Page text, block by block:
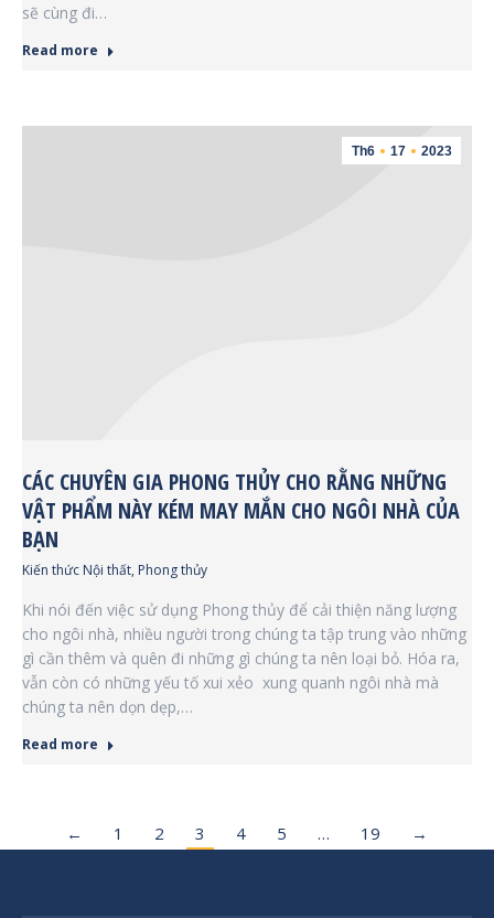
sẽ cùng đi…
Read more
Th6 17 2023
CÁC CHUYÊN GIA PHONG THỦY CHO RẰNG NHỮNG
VẬT PHẨM NÀY KÉM MAY MẮN CHO NGÔI NHÀ CỦA
BẠN
Kiến thức Nội thất, Phong thủy
Khi nói đến việc sử dụng Phong thủy để cải thiện năng lượng
cho ngôi nhà, nhiều người trong chúng ta tập trung vào những
gì cần thêm và quên đi những gì chúng ta nên loại bỏ. Hóa ra,
vẫn còn có những yếu tố xui xẻo xung quanh ngôi nhà mà
chúng ta nên dọn dẹp,…
Read more
← 1 2 3 4 5 … 19 →